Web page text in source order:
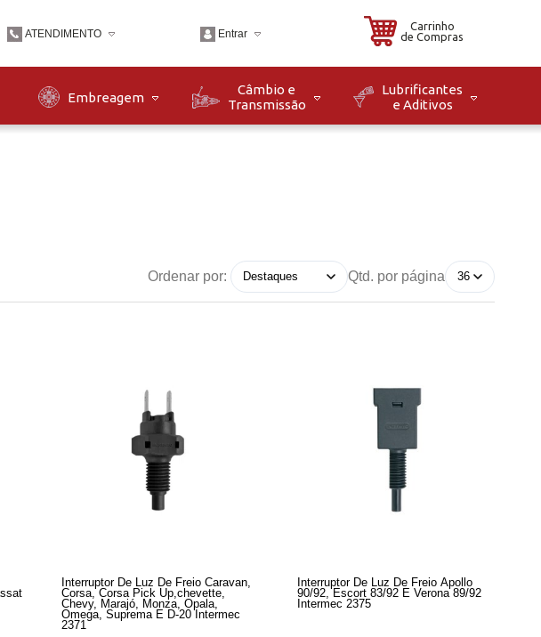
ATENDIMENTO
(47)36319900
Entrar
Carrinho
de Compras
Embreagem
Câmbio e
Transmissão
Lubrificantes
e Aditivos
Ordenar por: Qtd. por página
Interruptor De Luz De Freio Caravan,
Corsa, Corsa Pick Up,chevette,
Chevy, Marajó, Monza, Opala,
Omega, Suprema E D-20 Intermec
2371
Interruptor De Luz De Freio Apollo
90/92, Escort 83/92 E Verona 89/92
Intermec 2375